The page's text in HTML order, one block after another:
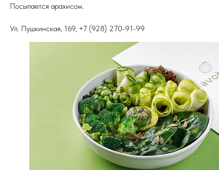
Посыпается арахисом.
Ул. Пушкинская, 169, +7 (928) 270-91-99